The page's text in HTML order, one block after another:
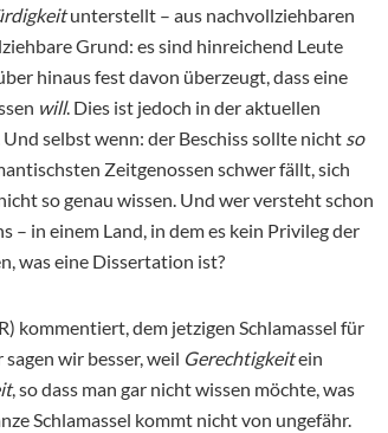
unterstellt – aus nachvollziehbaren
Grund: es sind hinreichend Leute
hinaus fest davon überzeugt, dass eine
will. Dies ist jedoch in der aktuellen
selbst wenn: der Beschiss sollte nicht so
Zeitgenossen schwer fällt, sich
so genau wissen. Und wer versteht schon
– in einem Land, in dem es kein Privileg der
was eine Dissertation ist?
kommentiert, dem jetzigen Schlamassel für
wir besser, weil Gerechtigkeitein
, so dass man gar nicht wissen möchte, was
Schlamassel kommt nicht von ungefähr.